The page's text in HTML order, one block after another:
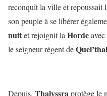
reconquît la ville et repoussait
son peuple à se libérer
nuitet rejoignit la Horde
le seigneur régent de
Depuis, Thalyssraprotège le